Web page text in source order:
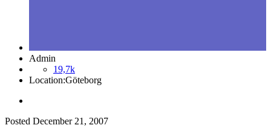
Admin
19,7k
Location:Göteborg
Posted December 21, 2007